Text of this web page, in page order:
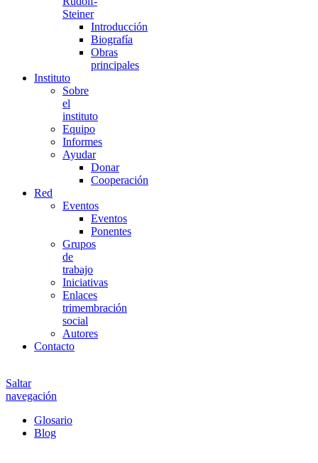
Steiner
Introducción
Biografía
Obras
principales
Instituto
Sobre
el
instituto
Equipo
Informes
Ayudar
Donar
Cooperación
Red
Eventos
Eventos
Ponentes
Grupos
de
trabajo
Iniciativas
Enlaces
trimembración
social
Autores
Contacto
Saltar
navegación
Glosario
Blog